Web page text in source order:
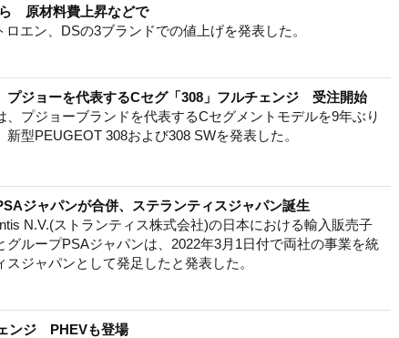
原材料費上昇などで
エン、DSの3ブランドでの値上げを発表した。
プジョーを代表するCセグ「308」フルチェンジ 受注開始
、プジョーブランドを代表するCセグメントモデルを9年ぶり
型PEUGEOT 308および308 SWを発表した。
ジャパンが合併、ステランティスジャパン誕生
N.V.(ストランティス株式会社)の日本における輸入販売子
グループPSAジャパンは、2022年3月1日付で両社の事業を統
ジャパンとして発足したと発表した。
ンジ PHEVも登場